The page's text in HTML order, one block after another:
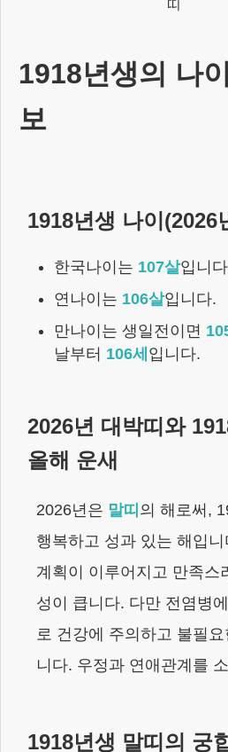
1918년생의 나
보
1918년생 나이(2026
한국나이는 107살입니
연나이는 106살입니다.
만나이는 생일전이면
날부터 106세 입니다.
2026년 대박띠와
올해 운새
2026년은 말띠 의 해로써,
행복하고 성과 있는 해입
계획이 이루어지고 만족스
성이 큽니다. 다만 전염병
로 건강에 주의하고 불필
니다. 우정과 연애관계를
1918년생 말띠의 궁